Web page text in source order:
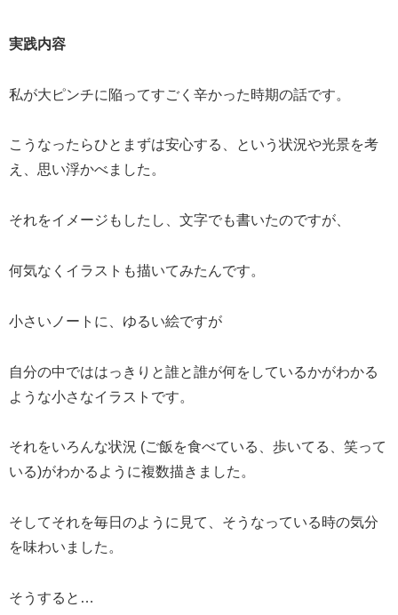
実践内容
私が大ピンチに陥ってすごく辛かった時期の話です。
こうなったらひとまずは安心する、という状況や光景を考
え、思い浮かべました。
それをイメージもしたし、文字でも書いたのですが、
何気なくイラストも描いてみたんです。
小さいノートに、ゆるい絵ですが
自分の中でははっきりと誰と誰が何をしているかがわかる
ような小さなイラストです。
それをいろんな状況 (ご飯を食べている、歩いてる、笑って
いる)がわかるように複数描きました。
そしてそれを毎日のように見て、そうなっている時の気分
を味わいました。
そうすると…